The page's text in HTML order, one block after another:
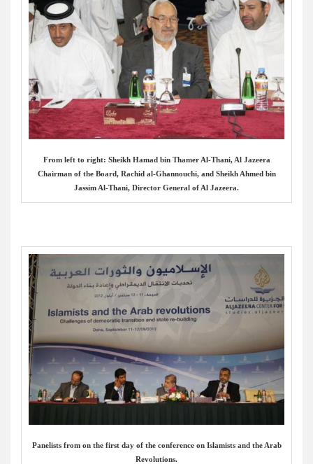
From left to right: Sheikh Hamad bin Thamer Al-Thani, Al Jazeera
Chairman of the Board, Rachid al-Ghannouchi, and Sheikh Ahmed bin
Jassim Al-Thani, Director General of Al Jazeera.
Panelists from on the first day of the conference on Islamists and the Arab
Revolutions.